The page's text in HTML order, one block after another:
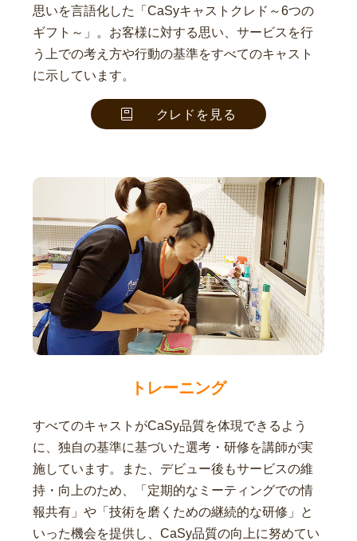
思いを言語化した「CaSyキャストクレド～6つの
ギフト～」。お客様に対する思い、サービスを行
う上での考え方や行動の基準をすべてのキャスト
に示しています。
クレドを見る
トレーニング
すべてのキャストがCaSy品質を体現できるよう
に、独自の基準に基づいた選考・研修を講師が実
施しています。また、デビュー後もサービスの維
持・向上のため、「定期的なミーティングでの情
報共有」や「技術を磨くための継続的な研修」と
いった機会を提供し、CaSy品質の向上に努めてい